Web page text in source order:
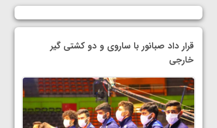
قرار داد صبانور با ساروی و دو کشتی گیر
خارجی